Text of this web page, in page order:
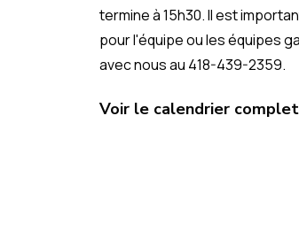
termine à 15h30. Il est
pour l'équipe ou les équipes
avec nous au 418-439-2359.
Voir le calendrier complet